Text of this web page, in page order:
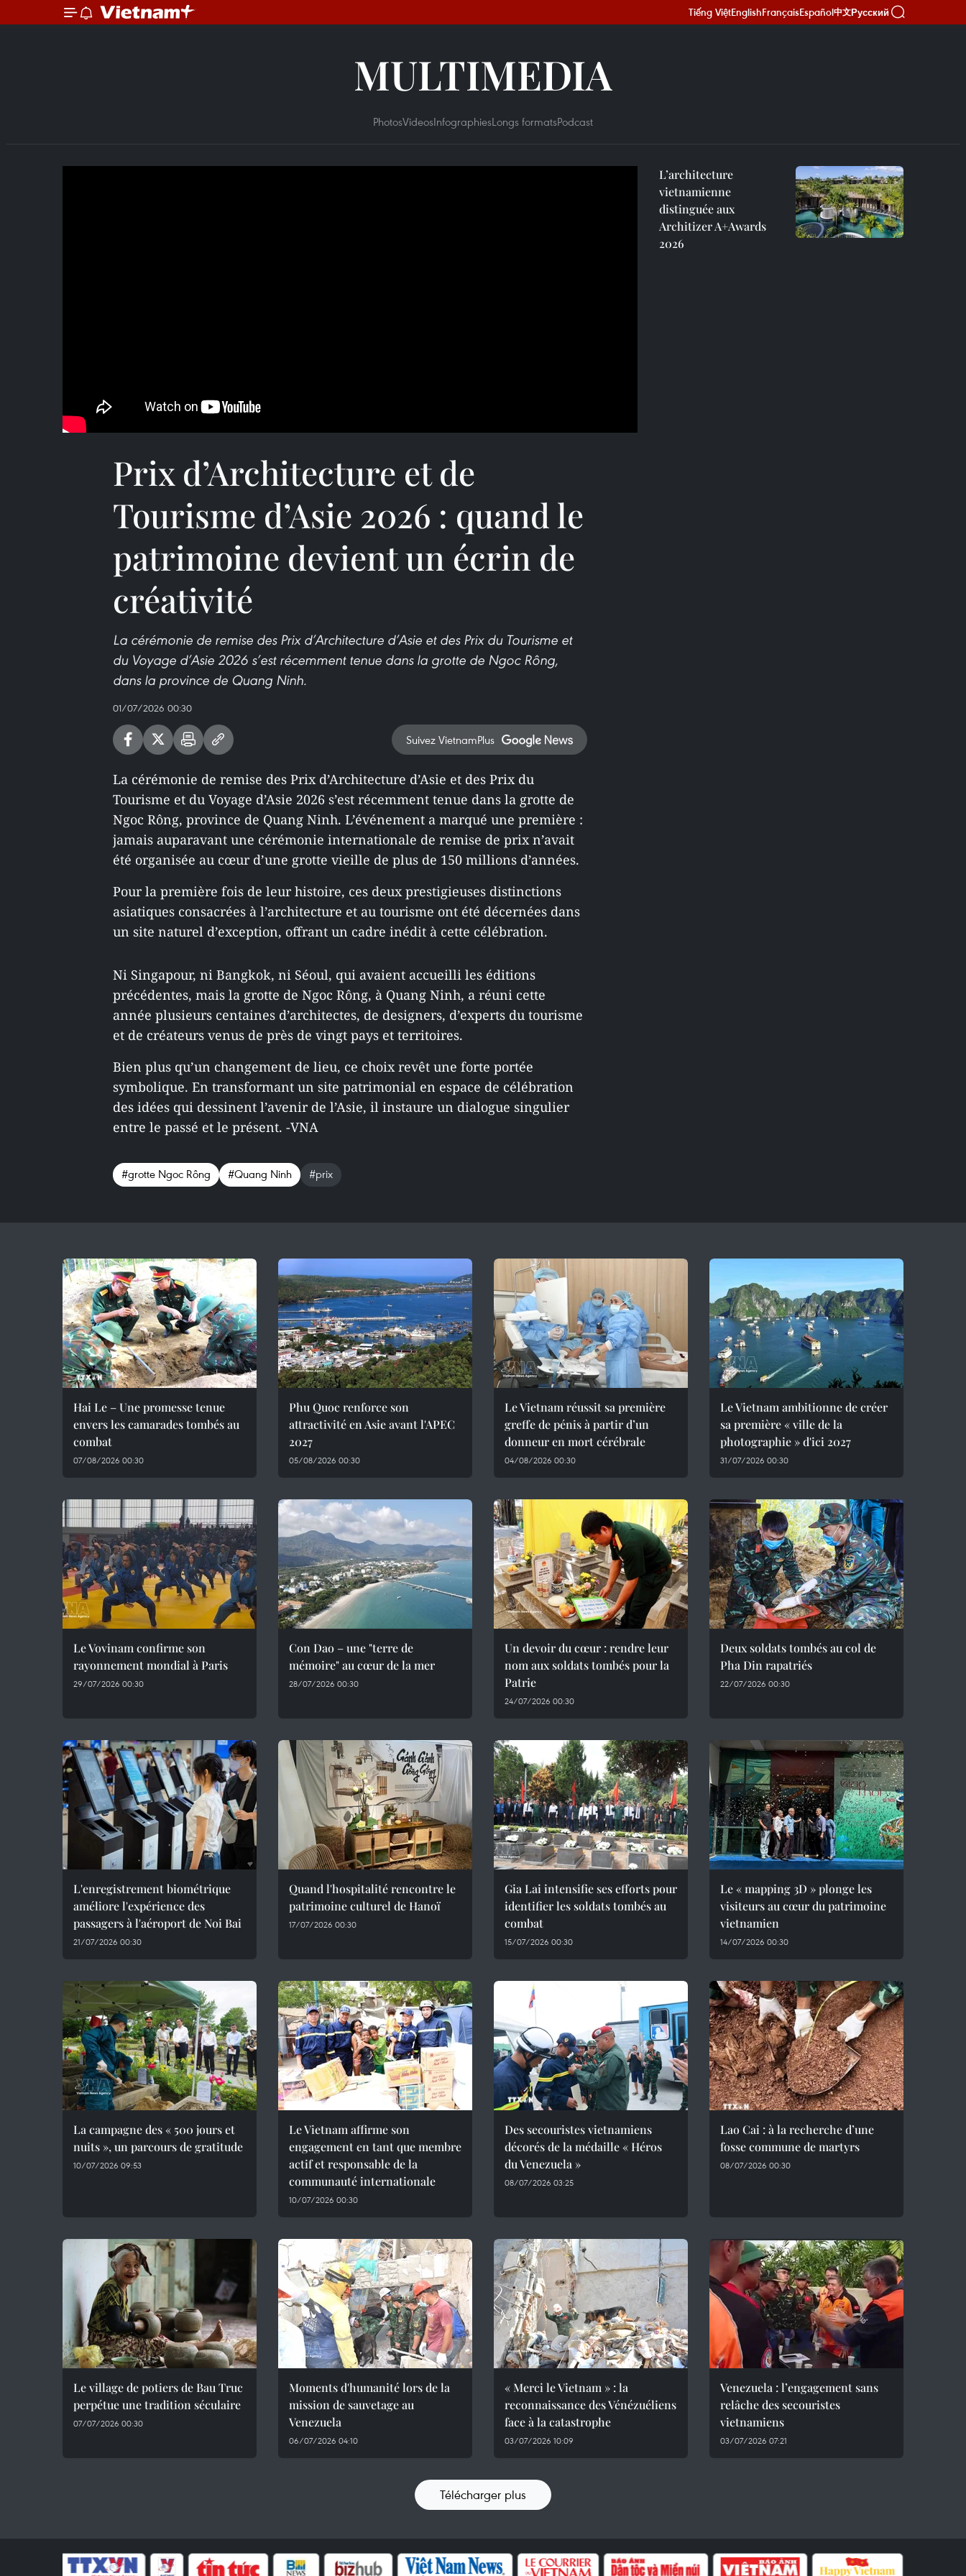
Tiếng ViệtEnglishFrançaisEspañol中文Русский
MULTIMEDIA
PhotosVideosInfographiesLongs formatsPodcast
Prix d’Architecture et de
Tourisme d’Asie 2026 : quand le
patrimoine devient un écrin de
créativité
La cérémonie de remise des Prix d’Architecture d’Asie et des Prix du Tourisme et
du Voyage d’Asie 2026 s’est récemment tenue dans la grotte de Ngoc Rông,
dans la province de Quang Ninh.
01/07/2026 00:30
Suivez VietnamPlus
La cérémonie de remise des Prix d’Architecture d’Asie et des Prix du
Tourisme et du Voyage d’Asie 2026 s’est récemment tenue dans la grotte de
Ngoc Rông, province de Quang Ninh. L’événement a marqué une première :
jamais auparavant une cérémonie internationale de remise de prix n’avait
été organisée au cœur d’une grotte vieille de plus de 150 millions d’années.
Pour la première fois de leur histoire, ces deux prestigieuses distinctions
asiatiques consacrées à l’architecture et au tourisme ont été décernées dans
un site naturel d’exception, offrant un cadre inédit à cette célébration.
Ni Singapour, ni Bangkok, ni Séoul, qui avaient accueilli les éditions
précédentes, mais la grotte de Ngoc Rông, à Quang Ninh, a réuni cette
année plusieurs centaines d’architectes, de designers, d’experts du tourisme
et de créateurs venus de près de vingt pays et territoires.
Bien plus qu’un changement de lieu, ce choix revêt une forte portée
symbolique. En transformant un site patrimonial en espace de célébration
des idées qui dessinent l’avenir de l’Asie, il instaure un dialogue singulier
entre le passé et le présent. -VNA
#grotte Ngoc Rông #Quang Ninh #prix
L’architecture
vietnamienne
distinguée aux
Architizer A+Awards
2026
Hai Le – Une promesse tenue
envers les camarades tombés au
combat
07/08/2026 00:30
Phu Quoc renforce son
attractivité en Asie avant l'APEC
2027
05/08/2026 00:30
Le Vietnam réussit sa première
greffe de pénis à partir d’un
donneur en mort cérébrale
04/08/2026 00:30
Le Vietnam ambitionne de créer
sa première « ville de la
photographie » d'ici 2027
31/07/2026 00:30
Le Vovinam confirme son
rayonnement mondial à Paris
29/07/2026 00:30
Con Dao – une "terre de
mémoire" au cœur de la mer
28/07/2026 00:30
Un devoir du cœur : rendre leur
nom aux soldats tombés pour la
Patrie
24/07/2026 00:30
Deux soldats tombés au col de
Pha Din rapatriés
22/07/2026 00:30
L'enregistrement biométrique
améliore l'expérience des
passagers à l'aéroport de Noi Bai
21/07/2026 00:30
Quand l'hospitalité rencontre le
patrimoine culturel de Hanoï
17/07/2026 00:30
Gia Lai intensifie ses efforts pour
identifier les soldats tombés au
combat
15/07/2026 00:30
Le « mapping 3D » plonge les
visiteurs au cœur du patrimoine
vietnamien
14/07/2026 00:30
La campagne des « 500 jours et
nuits », un parcours de gratitude
10/07/2026 09:53
Le Vietnam affirme son
engagement en tant que membre
actif et responsable de la
communauté internationale
10/07/2026 00:30
Des secouristes vietnamiens
décorés de la médaille « Héros
du Venezuela »
08/07/2026 03:25
Lao Cai : à la recherche d’une
fosse commune de martyrs
08/07/2026 00:30
Le village de potiers de Bau Truc
perpétue une tradition séculaire
07/07/2026 00:30
Moments d'humanité lors de la
mission de sauvetage au
Venezuela
06/07/2026 04:10
« Merci le Vietnam » : la
reconnaissance des Vénézuéliens
face à la catastrophe
03/07/2026 10:09
Venezuela : l’engagement sans
relâche des secouristes
vietnamiens
03/07/2026 07:21
Télécharger plus